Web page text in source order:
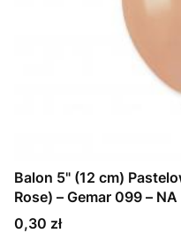
Balon 5" (12 cm)
Rose) – Gemar 099 –
Cena
0,30 zł